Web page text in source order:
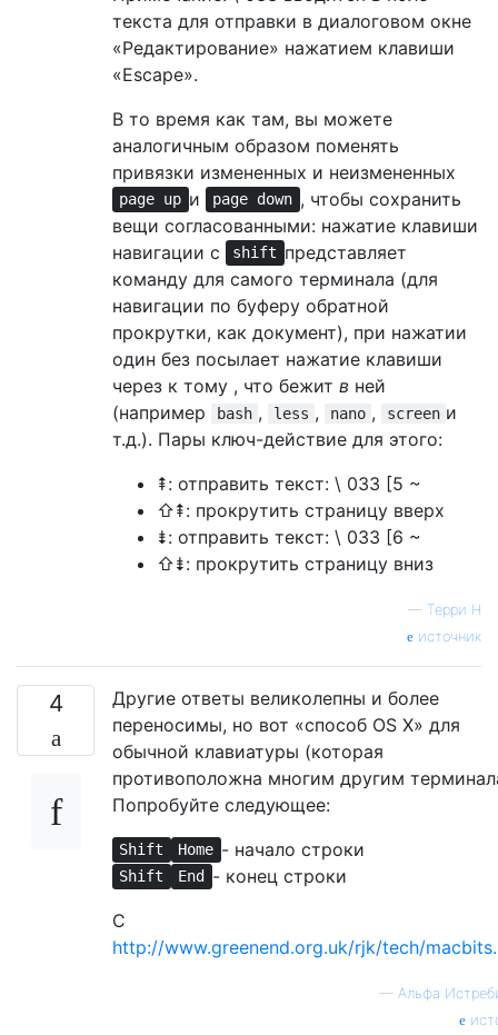
текста для отправки в диалоговом окне
«Редактирование» нажатием клавиши
«Escape».
В то время как там, вы можете
аналогичным образом поменять
привязки измененных и неизмененных
page up и page down , чтобы сохранить
вещи согласованными: нажатие клавиши
навигации с
shift представляет
команду для самого терминала (для
навигации по буферу обратной
прокрутки, как документ), при нажатии
один без посылает нажатие клавиши
через к тому , что бежит в ней
(например
bash , less , nano , screen и
т.д.). Пары ключ-действие для этого:
⇞: отправить текст: \ 033 [5 ~
⇧⇞: прокрутить страницу вверх
⇟: отправить текст: \ 033 [6 ~
⇧⇟: прокрутить страницу вниз
— Терри Н
источник
4
Другие ответы великолепны и более
переносимы, но вот «способ OS X» для
обычной клавиатуры (которая
противоположна многим другим
Попробуйте следующее:
Shift Home - начало строки
Shift End
- конец строки
С
http://www.greenend.org.uk/rjk/tech/
— Альфа